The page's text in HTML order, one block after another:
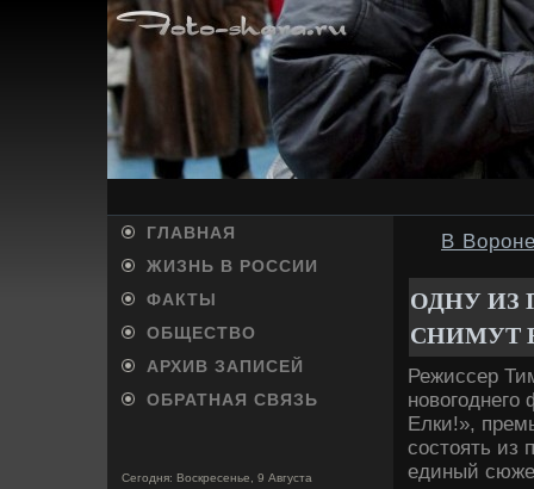
ГЛАВНАЯ
ЖИЗНЬ В РОССИИ
ФАКТЫ
ОБЩЕСТВО
АРХИВ ЗАПИСЕЙ
ОБРАТНАЯ СВЯЗЬ
Сегодня: Воскресенье, 9 Августа
В
ОДНУ ИЗ
СНИМУТ
Режиссер
Елки!»,
состоять из
единый